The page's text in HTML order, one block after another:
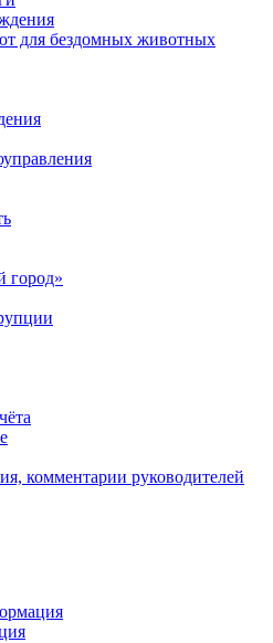
для бездомных животных
город»
комментарии руководителей